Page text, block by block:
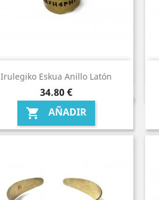
Irulegiko Eskua Anillo Latón
Precio
34,80 €
 AÑADIR